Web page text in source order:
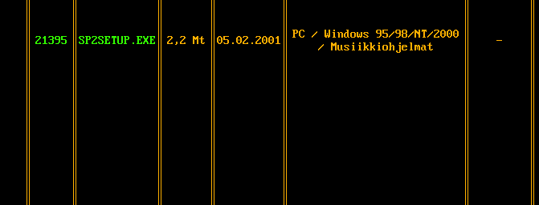
21395 SP2SETUP.EXE 2,2 Mt 05.02.2001
PC / Windows 95/98/NT/2000
/ Musiikkiohjelmat
-